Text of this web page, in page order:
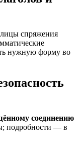
спряжения
нужную форму во
соединению
подробности — в